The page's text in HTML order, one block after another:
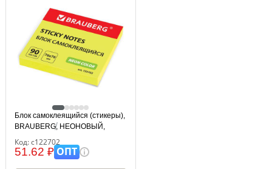
Блок самоклеящийся (стикеры),
BRAUBERG, НЕОНОВЫЙ,
122702
Код: с122702
51.62 ₽ОПТ